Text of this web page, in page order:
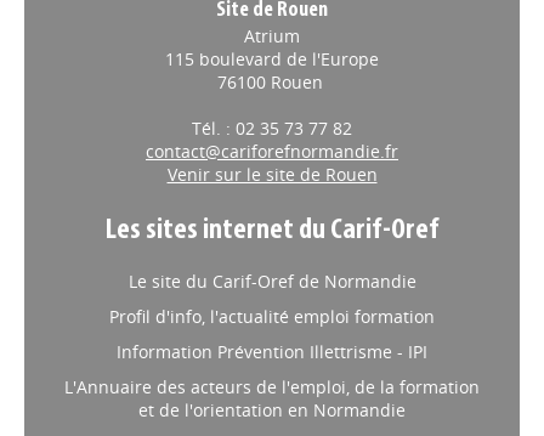
Atrium
115 boulevard de l'Europe
76100 Rouen
contact@cariforefnormandie.fr
Venir sur le site de Rouen
Profil d'info, l'actualité emploi formation
Information Prévention Illettrisme - IPI
L'Annuaire des acteurs de l'emploi, de la formation
et de l'orientation en Normandie
Trouver ma Formation en Normandie - TMF